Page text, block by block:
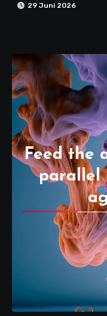
29 Juni 2026
Feed the
parallel